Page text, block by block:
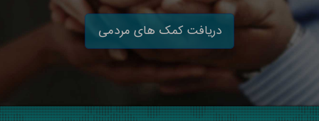
دریافت کمک های مردمی